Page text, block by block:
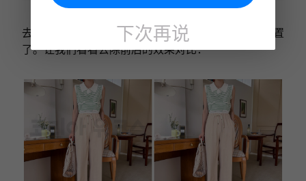
去除完成后点击下载按钮就能将图片保存到指定位置
了。让我们看看去除前后的效果对比：
下次再说